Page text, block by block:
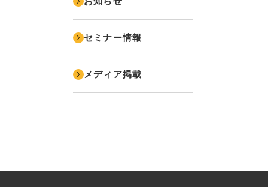
セミナー情報
メディア掲載